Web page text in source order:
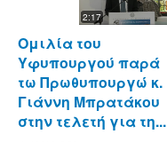
2:17
Ομιλία του
Υφυπουργού παρά
τω Πρωθυπουργώ κ.
Γιάννη Μπρατάκου
στην τελετή για τη...